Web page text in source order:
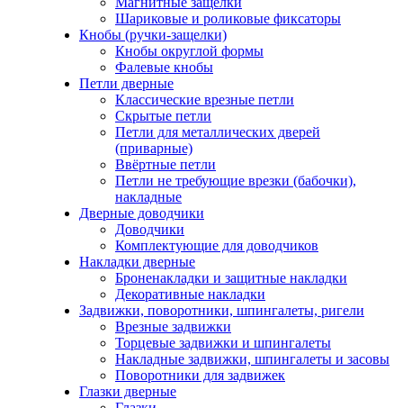
Шариковые и роликовые фиксаторы
Кнобы (ручки-защелки)
Кнобы округлой формы
Фалевые кнобы
Петли дверные
Классические врезные петли
Скрытые петли
Петли для металлических дверей
(приварные)
Ввёртные петли
Петли не требующие врезки (бабочки),
накладные
Дверные доводчики
Доводчики
Комплектующие для доводчиков
Накладки дверные
Броненакладки и защитные накладки
Декоративные накладки
Задвижки, поворотники, шпингалеты, ригели
Врезные задвижки
Торцевые задвижки и шпингалеты
Накладные задвижки, шпингалеты и засовы
Поворотники для задвижек
Глазки дверные